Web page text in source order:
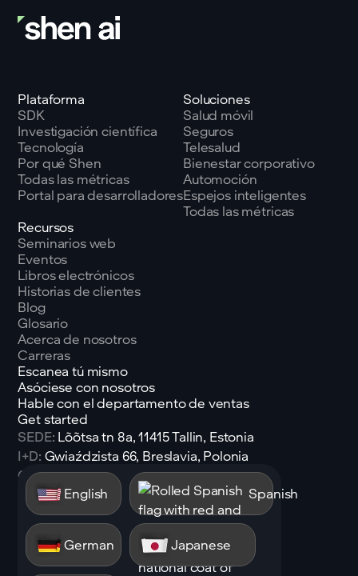
Plataforma
SDK
Investigación científica
Tecnología
Por qué Shen
Todas las métricas
Portal para desarrolladores
Soluciones
Salud móvil
Seguros
Telesalud
Bienestar corporativo
Automoción
Espejos inteligentes
Todas las métricas
Recursos
Seminarios web
Eventos
Libros electrónicos
Historias de clientes
Blog
Glosario
Acerca de nosotros
Carreras
Escanea tú mismo
Asóciese con nosotros
Hable con el departamento de ventas
Get started
SEDE: Lõõtsa tn 8a, 11415 Tallin, Estonia
I+D: Gwiaździsta 66, Breslavia, Polonia
Correo electrónico:sales@shen.ai
Linkedin
Seguir
English Spanish
German Japanese